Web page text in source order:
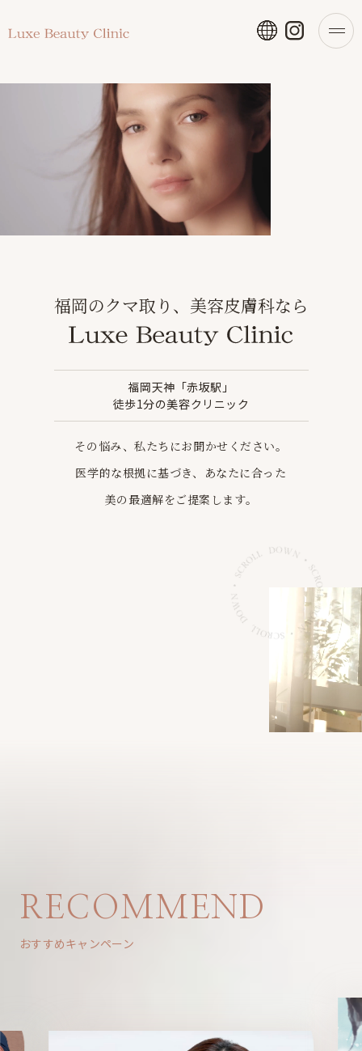
福岡のクマ取り、美容皮膚科なら
福岡天神「赤坂駅」
徒歩1分の美容クリニック
その悩み、私たちにお聞かせください。
医学的な根拠に基づき、あなたに合った
美の最適解をご提案します。
RECOMMEND
おすすめキャンペーン